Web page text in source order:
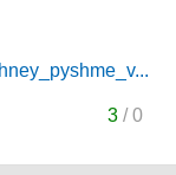
3/0